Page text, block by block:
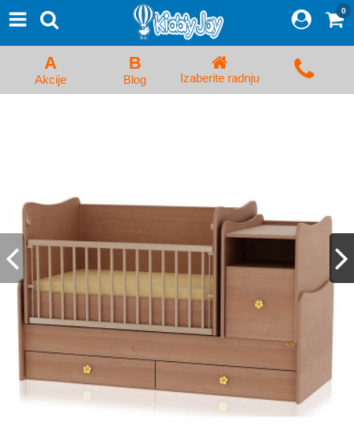
Proizvodi
Početna Prijava/Registracija
Kolica za bebe i dečija kolica
Kadice, noše i adapteri
Hranilice, flašice i cucle
Monitori, Ogradice i tricikli
Posteljine, vrećice i baldahini
Odeća i obuća
0
A
Akcije
B
Blog Izaberite radnju